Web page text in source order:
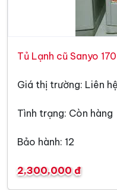
Tủ Lạnh cũ Sanyo
Giá thị trường: Liên hệ
Tình trạng: Còn hàng
Bảo hành: 12
2,300,000 đ